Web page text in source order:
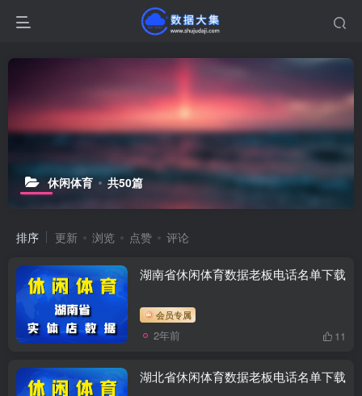
休闲体育 共50篇
排序 更新 浏览 点赞 评论
湖南省休闲体育数据老板电话名单下载
会员专属
2年前 11
湖北省休闲体育数据老板电话名单下载